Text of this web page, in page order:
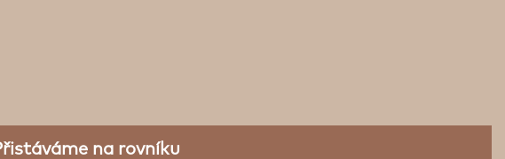
na rovníku